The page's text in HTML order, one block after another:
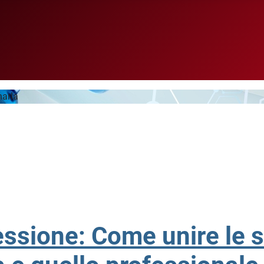
Come unire le